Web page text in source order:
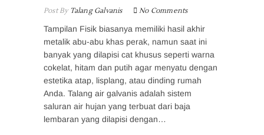
Post ByTalang Galvanis No Comments
Tampilan Fisik biasanya memiliki hasil akhir
metalik abu-abu khas perak, namun saat ini
banyak yang dilapisi cat khusus seperti warna
cokelat, hitam dan putih agar menyatu dengan
estetika atap, lisplang, atau dinding rumah
Anda. Talang air galvanis adalah sistem
saluran air hujan yang terbuat dari baja
lembaran yang dilapisi dengan…